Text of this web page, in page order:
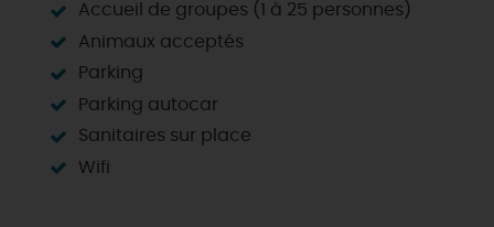
Accueil de groupes (1 à 25 personnes)
Animaux acceptés
Parking
Parking autocar
Sanitaires sur place
Wifi